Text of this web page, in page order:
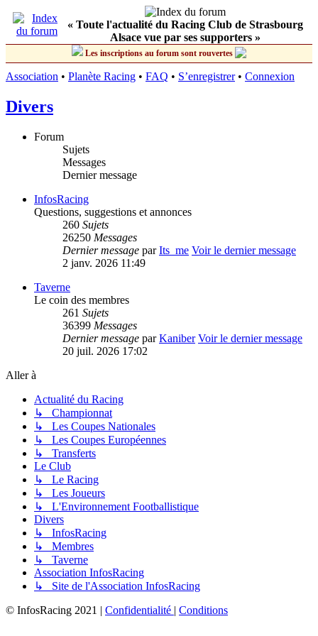
« Toute l'actualité du Racing Club de Strasbourg
Alsace vue par ses supporters »
Les inscriptions au forum sont rouvertes
Association • Planète Racing • FAQ • S’enregistrer• Connexion
Divers
Forum
Sujets
Messages
Dernier message
InfosRacing
Questions, suggestions et annonces
260 Sujets
26250 Messages
Dernier message parIts_me Voir le dernier message
2 janv. 2026 11:49
Taverne
Le coin des membres
261 Sujets
36399 Messages
Dernier message parKaniber Voir le dernier message
20 juil. 2026 17:02
Aller à
Actualité du Racing
↳ Championnat
↳ Les Coupes Nationales
↳ Les Coupes Européennes
↳ Transferts
Le Club
↳ Le Racing
↳ Les Joueurs
↳ L'Environnement Footballistique
Divers
↳ InfosRacing
↳ Membres
↳ Taverne
Association InfosRacing
↳ Site de l'Association InfosRacing
© InfosRacing 2021 | Confidentialité | Conditions